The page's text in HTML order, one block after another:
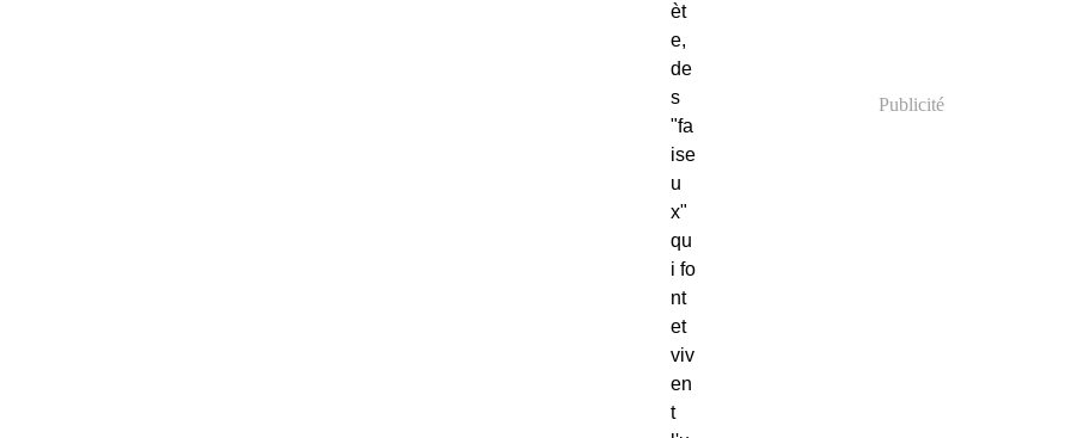
èt
e,
de
s
"fa
ise
u
x"
qu
i fo
nt
et
viv
en
t
Publicité